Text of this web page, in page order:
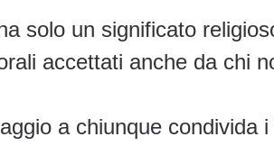
solo un significato
accettati anche da chi
a chiunque condivida